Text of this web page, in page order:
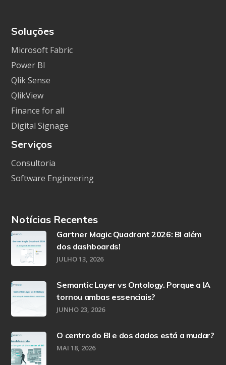
Soluções
Microsoft Fabric
Power BI
Qlik Sense
QlikView
Finance for all
Digital Signage
Serviços
Consultoria
Software Engineering
Notícias Recentes
Gartner Magic Quadrant 2026: BI além
dos dashboards!
JULHO 13, 2026
Semantic Layer vs Ontology. Porque a IA
tornou ambas essenciais?
JUNHO 23, 2026
O centro do BI e dos dados está a mudar?
MAI 18, 2026